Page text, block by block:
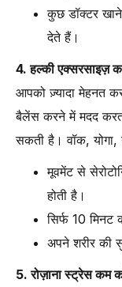
कुछ डॉक्टर
देते हैं।
4. हल्की
आपको ज़्यादा मेहनत
बैलेंस करने में मदद
सकती है। वॉक, योगा,
मूवमेंट से
होती है।
सिर्फ 10
अपने शरीर की
5. रोज़ाना स्ट्रेस